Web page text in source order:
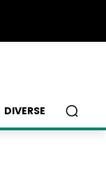
DIVERSE